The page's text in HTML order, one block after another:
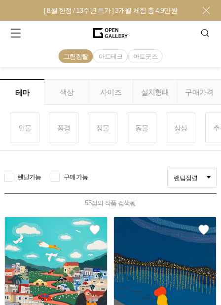
[ 8월 한정 / 13주년 특가 ] 3개월 체험 총 4.9만원
그림렌탈 아트테크 아트굿즈
테마 색상 사이즈 설치형태 구매가격
인물 풍경 정물 동물 상상
렌탈가능 구매가능 랜덤정렬
55점의 작품 검색됨